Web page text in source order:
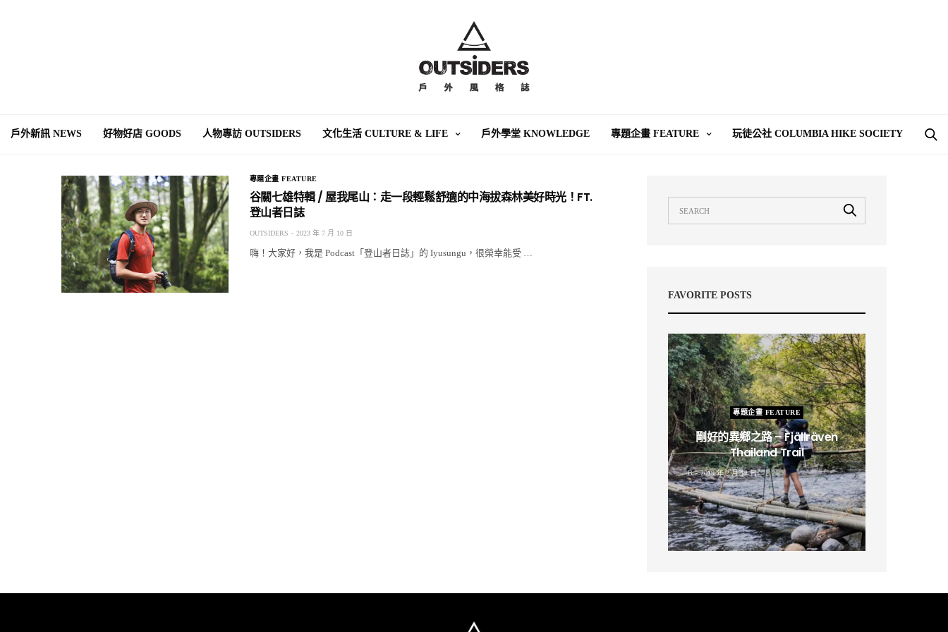
戶外新訊 NEWS 好物好店 GOODS 人物專訪 OUTSIDERS 文化生活 CULTURE & LIFE 戶外學堂 KNOWLEDGE 專題企畫 FEATURE 玩徒公社 COLUMBIA HIKE SOCIETY
專題企畫 FEATURE
谷關七雄特輯 / 屋我尾山：走一段輕鬆舒適的中海拔森林美好時光！FT.
登山者日誌
OUTSIDERS 2023 年 7 月 10 日
嗨！大家好，我是 Podcast「登山者日誌」的 Iyusungu，很榮幸能受 …
FAVORITE POSTS
專題企畫 FEATURE
剛好的異鄉之路 – Fjällräven
Thailand Trail
B 2019 年 2 月 12 日